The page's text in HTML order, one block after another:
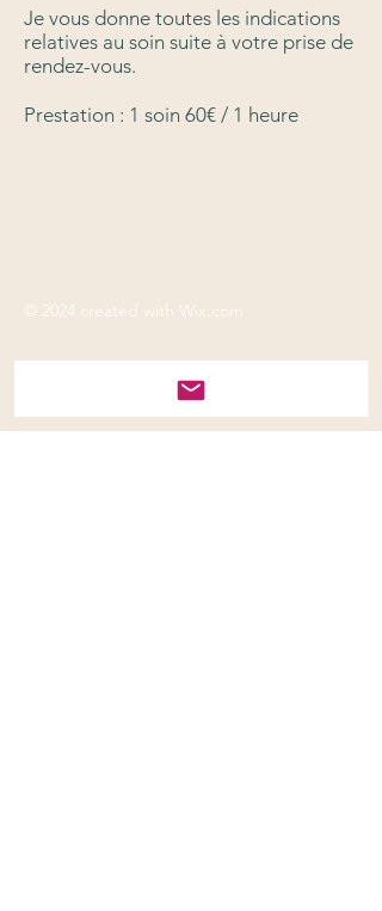
Je vous donne toutes les indications
relatives au soin suite à votre prise de
rendez-vous.
Prestation : 1 soin 60€ / 1 heure
© 2024 created with Wix.com